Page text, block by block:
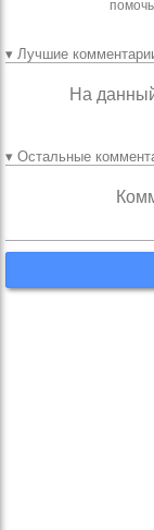
▾ Лучшие
На
▾ Остальные